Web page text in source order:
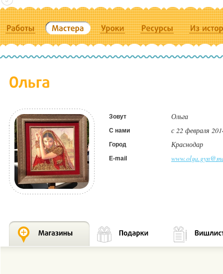
Зовут Ольга
С нами с 22 февраля
Город Краснодар
E-mail